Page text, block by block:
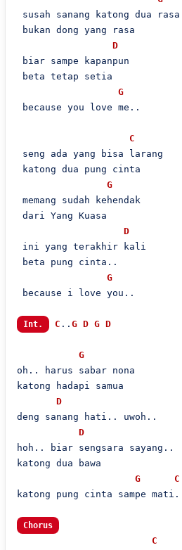
susah sanang katong dua rasa
bukan dong yang rasa
D
biar sampe kapanpun
beta tetap setia
G
because you love me..
C
seng ada yang bisa larang
katong dua pung cinta
G
memang sudah kehendak
dari Yang Kuasa
D
ini yang terakhir kali
beta pung cinta..
G
because i love you..
Int. C .. G D G D
G
oh.. harus sabar nona
katong hadapi samua
D
deng sanang hati.. uwoh..
D
hoh.. biar sengsara sayang..
katong dua bawa
G
C
katong pung cinta sampe
Chorus
C